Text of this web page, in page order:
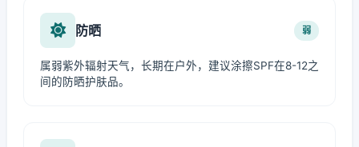
防晒 弱
属弱紫外辐射天气，长期在户外，建议涂擦SPF在8-12之
间的防晒护肤品。